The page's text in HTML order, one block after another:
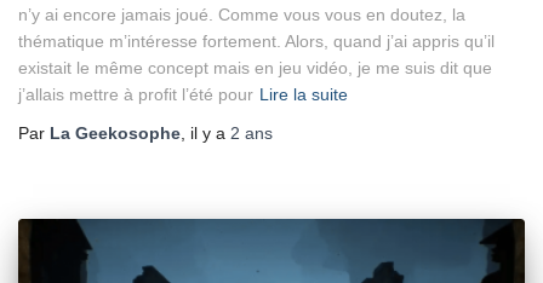
n’y ai encore jamais joué. Comme vous vous en doutez, la
thématique m’intéresse fortement. Alors, quand j’ai appris qu’il
existait le même concept mais en jeu vidéo, je me suis dit que
j’allais mettre à profit l’été pour Lire la suite
Par La Geekosophe , il y a 2 ans